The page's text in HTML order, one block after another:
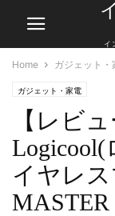
イ
Home ガジェット・
ガジェット・家電
【レビ
イヤレ
MASTER